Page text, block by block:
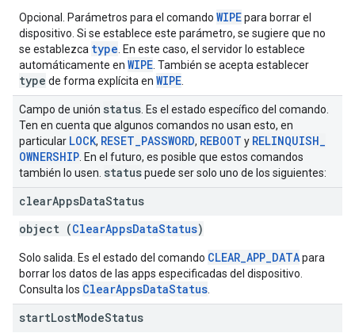
Opcional. Parámetros para el comando WIPEpara borrar el
dispositivo. Si se establece este parámetro, se sugiere que no
se establezca type . En este caso, el servidor lo establece
automáticamente en WIPE . También se acepta establecer
type de forma explícita en WIPE
Campo de unión status . Es el estado específico del comando.
Ten en cuenta que algunos comandos no usan esto, en
particular LOCK, RESET_PASSWORD, REBOOT y RELINQUISH_
OWNERSHIP . En el futuro, es posible que estos comandos
también lo usen. statuspuede ser solo uno de los siguientes:
clearAppsDataStatus
object (ClearAppsDataStatus)
Solo salida. Es el estado del comando CLEAR_APP_DATApara
borrar los datos de las apps especificadas del dispositivo.
Consulta los ClearAppsDataStatus
startLostModeStatus